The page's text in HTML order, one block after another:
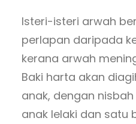
Isteri-isteri arwah
perlapan daripada
kerana arwah
Baki harta akan
anak, dengan
anak lelaki dan satu